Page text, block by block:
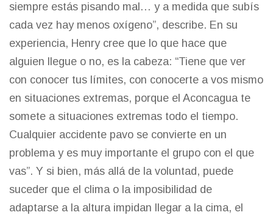
siempre estás pisando mal… y a medida que subís
cada vez hay menos oxígeno”, describe. En su
experiencia, Henry cree que lo que hace que
alguien llegue o no, es la cabeza: “Tiene que ver
con conocer tus límites, con conocerte a vos mismo
en situaciones extremas, porque el Aconcagua te
somete a situaciones extremas todo el tiempo.
Cualquier accidente pavo se convierte en un
problema y es muy importante el grupo con el que
vas”. Y si bien, más allá de la voluntad, puede
suceder que el clima o la imposibilidad de
adaptarse a la altura impidan llegar a la cima, el